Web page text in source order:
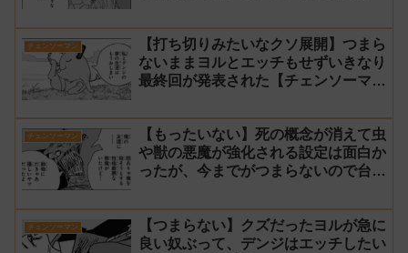
終回 感想】
チェンソーマン
【打ち切りみたいなクソ展開】つまら
ないままヨルとエッチもせずいきなり
最終回が発表された【チェンソーマン
チェンソーマン
【もったいない】死の概念が消えて虫
や獣の悪魔が強化される設定は面白か
ったが、今までがつまらないので台無
チェンソーマン
【つまらない】クズだったヨルが急に
良い奴ぶって、デンジはエッチしたい